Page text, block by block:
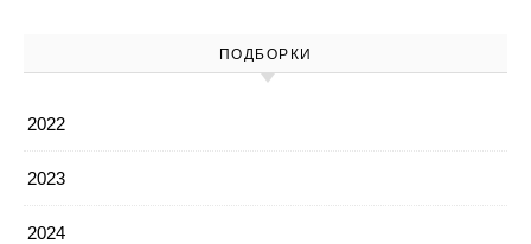
ПОДБОРКИ
2022
2023
2024